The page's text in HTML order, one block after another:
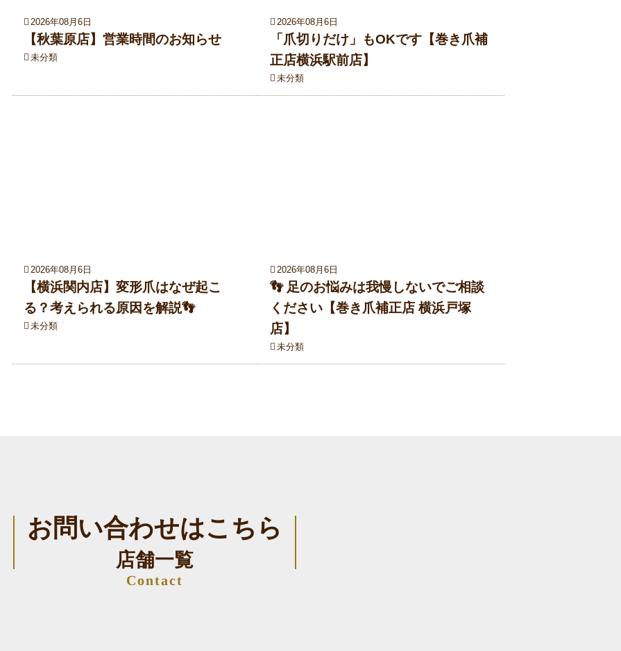
2026年08月6日
【秋葉原店】営業時間のお知らせ
未分類
2026年08月6日
「爪切りだけ」もOKです【巻き爪補
正店横浜駅前店】
未分類
2026年08月6日
【横浜関内店】変形爪はなぜ起こ
る？考えられる原因を解説👣
未分類
2026年08月6日
👣 足のお悩みは我慢しないでご相談
ください【巻き爪補正店 横浜戸塚
店】
未分類
お問い合わせはこちら
店舗一覧
Contact